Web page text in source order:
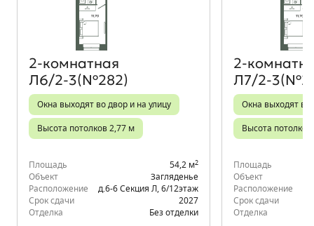
2‑комнатная
Л6/2-3(№282)
Окна выходят во двор и на улицу
Высота потолков 2,77 м
Площадь 54,2 м2
Объект
Загляденье
Расположение
д.6-6 Секция Л 6/12этаж
Срок сдачи
2027
Отделка
Без отделки
Л7/2-
Окна выходят во
Высота
Площадь
Объект
Расположение
Срок сдачи
Отделка